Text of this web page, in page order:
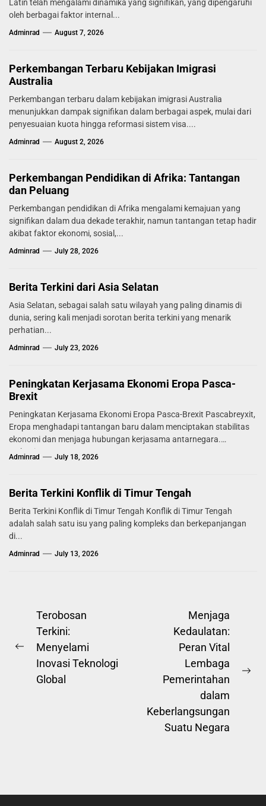
Latin telah mengalami dinamika yang signifikan, yang dipengaruhi
oleh berbagai faktor internal...
Adminrad August 7, 2026
Perkembangan Terbaru Kebijakan Imigrasi
Australia
Perkembangan terbaru dalam kebijakan imigrasi Australia
menunjukkan dampak signifikan dalam berbagai aspek, mulai dari
penyesuaian kuota hingga reformasi sistem visa....
Adminrad August 2, 2026
Perkembangan Pendidikan di Afrika: Tantangan
dan Peluang
Perkembangan pendidikan di Afrika mengalami kemajuan yang
signifikan dalam dua dekade terakhir, namun tantangan tetap hadir
akibat faktor ekonomi, sosial,...
Adminrad July 28, 2026
Berita Terkini dari Asia Selatan
Asia Selatan, sebagai salah satu wilayah yang paling dinamis di
dunia, sering kali menjadi sorotan berita terkini yang menarik
perhatian...
Adminrad July 23, 2026
Peningkatan Kerjasama Ekonomi Eropa Pasca-
Brexit
Peningkatan Kerjasama Ekonomi Eropa Pasca-Brexit Pascabreyxit,
Eropa menghadapi tantangan baru dalam menciptakan stabilitas
ekonomi dan menjaga hubungan kerjasama antarnegara.
Mekanisme...
Adminrad July 18, 2026
Berita Terkini Konflik di Timur Tengah
Berita Terkini Konflik di Timur Tengah Konflik di Timur Tengah
adalah salah satu isu yang paling kompleks dan berkepanjangan
di...
Adminrad July 13, 2026
Post
navigation
Previous
post:
Terobosan
Terkini:
Menyelami
Inovasi Teknologi
Global
Menjaga
Kedaulatan:
Peran Vital
Lembaga
Pemerintahan
dalam
Keberlangsungan
Suatu Negara